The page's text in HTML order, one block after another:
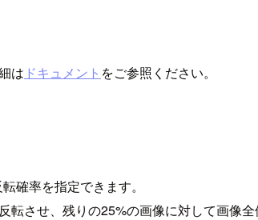
は ドキュメント をご参照ください。
確率を指定できます。
させ、残りの25%の画像に対して画像全